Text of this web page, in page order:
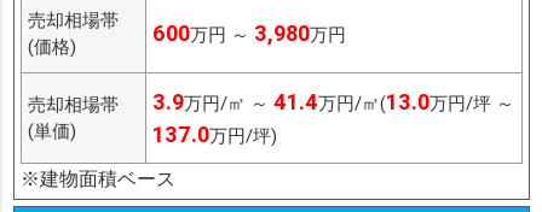
売却相場帯
(価格)
600万円 ～ 3,980万円
売却相場帯
(単価)
3.9万円/㎡ ～ 41.4万円/㎡(13.0万円/坪 ～
137.0万円/坪)
※建物面積ベース